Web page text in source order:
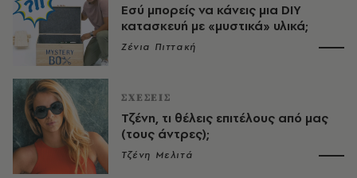
Εσύ μπορείς να κάνεις μια DIY
κατασκευή με «μυστικά» υλικά;
Ζένια Πιττακή
ΣΧΕΣΕΙΣ
Τζένη, τι θέλεις επιτέλους από μας
(τους άντρες);
Τζένη Μελιτά